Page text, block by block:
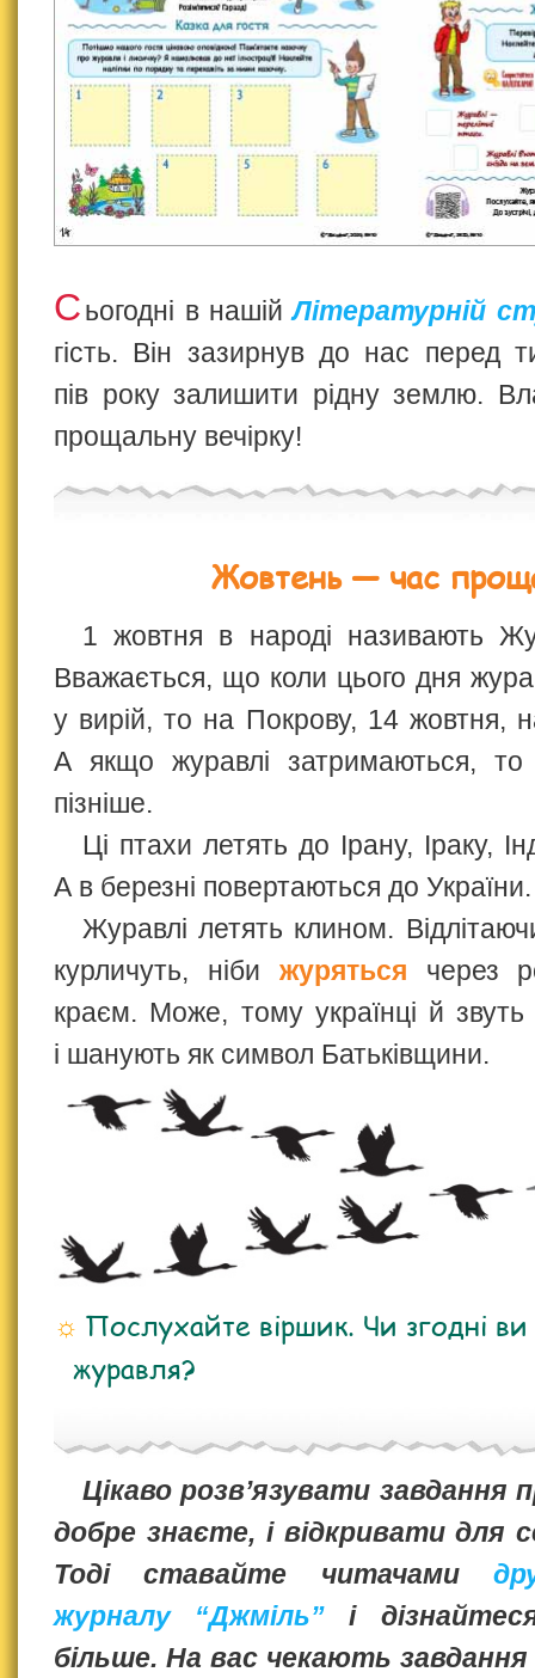
Сьогодні в нашійЛітературній
гість. Він зазирнув до нас перед
пів року залишити рідну землю.
прощальну вечірку!
Жовтень — час
1 жовтня в народі називають
Вважається, що коли цього дня
у вирій, то на Покрову, 14 жовтня,
А якщо журавлі затримаються,
пізніше.
Ці птахи летять до Ірану, Іраку,
А в березні повертаються до України.
Журавлі летять клином.
курличуть, ніби журяться через
краєм. Може, тому українці й
і шанують як символ Батьківщини.
Послухайте віршик. Чи згодні
журавля?
Цікаво розв’язувати завдання
добре знаєте, і відкривати для
Тоді ставайте читачами
журналу “Джміль” і
більше. На вас чекають